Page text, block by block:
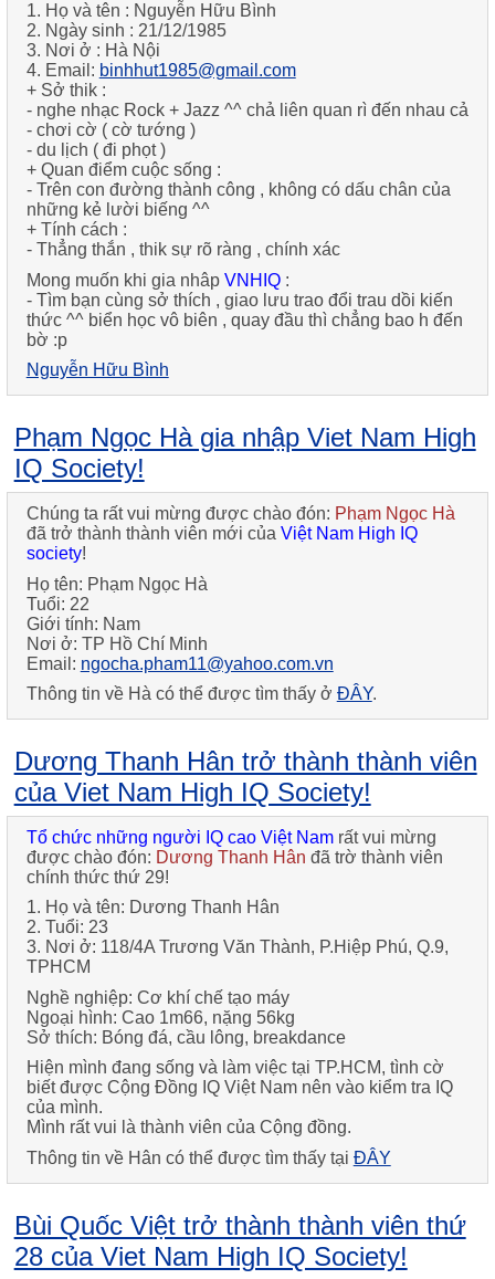
1. Họ và tên : Nguyễn Hữu Bình
2. Ngày sinh : 21/12/1985
3. Nơi ở : Hà Nội
4. Email: binhhut1985@gmail.com
+ Sở thik :
- nghe nhạc Rock + Jazz ^^ chả liên quan rì đến nhau cả
- chơi cờ ( cờ tướng )
- du lịch ( đi phọt )
+ Quan điểm cuộc sống :
- Trên con đường thành công , không có dấu chân của
những kẻ lười biếng ^^
+ Tính cách :
- Thẳng thắn , thik sự rõ ràng , chính xác
Mong muốn khi gia nhâp VNHIQ:
- Tìm bạn cùng sở thích , giao lưu trao đổi trau dồi kiến
thức ^^ biển học vô biên , quay đầu thì chẳng bao h đến
bờ :p
Nguyễn Hữu Bình
Phạm Ngọc Hà gia nhập Viet Nam High
IQ Society!
Chúng ta rất vui mừng được chào đón: Phạm Ngọc Hà
đã trở thành thành viên mới của Việt Nam High IQ
society!
Họ tên: Phạm Ngọc Hà
Tuổi: 22
Giới tính: Nam
Nơi ở: TP Hồ Chí Minh
Email: ngocha.pham11@yahoo.com.vn
Thông tin về Hà có thể được tìm thấy ở ĐÂY.
Dương Thanh Hân trở thành thành viên
của Viet Nam High IQ Society!
Tổ chức những người IQ cao Việt Namrất vui mừng
được chào đón: Dương Thanh Hân đã trờ thành viên
chính thức thứ 29!
1. Họ và tên: Dương Thanh Hân
2. Tuổi: 23
3. Nơi ở: 118/4A Trương Văn Thành, P.Hiệp Phú, Q.9,
TPHCM
Nghề nghiệp: Cơ khí chế tạo máy
Ngoại hình: Cao 1m66, nặng 56kg
Sở thích: Bóng đá, cầu lông, breakdance
Hiện mình đang sống và làm việc tại TP.HCM, tình cờ
biết được Cộng Đồng IQ Việt Nam nên vào kiểm tra IQ
của mình.
Mình rất vui là thành viên của Cộng đồng.
Thông tin về Hân có thể được tìm thấy tại ĐÂY
Bùi Quốc Việt trở thành thành viên thứ
28 của Viet Nam High IQ Society!